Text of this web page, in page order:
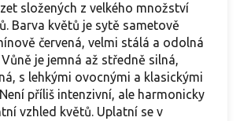
složených z velkého množství
Barva květů je sytě sametově
červená, velmi stálá a odolná
je jemná až středně silná,
s lehkými ovocnými a klasickými
příliš intenzivní, ale harmonicky
vzhled květů. Uplatní se v